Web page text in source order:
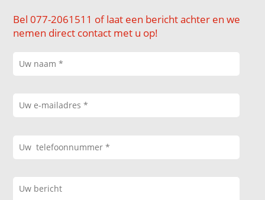
Bel 077-2061511 of laat een bericht achter en we
nemen direct contact met u op!